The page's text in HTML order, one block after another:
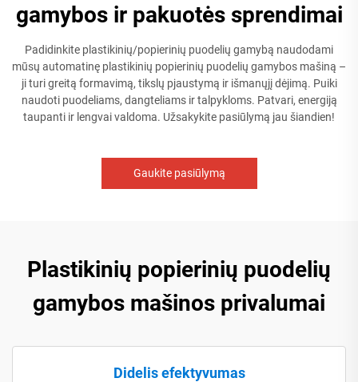
gamybos ir pakuotės sprendimai
Padidinkite plastikinių/popierinių puodelių gamybą naudodami
mūsų automatinę plastikinių popierinių puodelių gamybos mašiną –
ji turi greitą formavimą, tikslų pjaustymą ir išmanųjį dėjimą. Puiki
naudoti puodeliams, dangteliams ir talpykloms. Patvari, energiją
taupanti ir lengvai valdoma. Užsakykite pasiūlymą jau šiandien!
Gaukite pasiūlymą
Plastikinių popierinių puodelių
gamybos mašinos privalumai
Didelis efektyvumas